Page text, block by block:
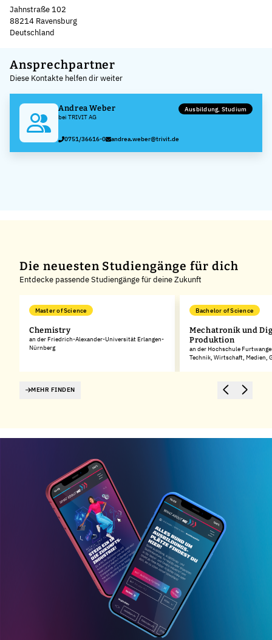
Jahnstraße 102
88214 Ravensburg
Deutschland
+
−
Ansprechpartner
Diese Kontakte helfen dir weiter
Andrea Weber
bei TRIVIT AG
Ausbildung, Studium
0751/36616-0 andrea.weber@trivit.de
Die neuesten Studiengänge für dich
Entdecke passende Studiengänge für deine Zukunft
Master of Science
Chemistry
an der Friedrich-Alexander-Universität Erlangen-
Nürnberg
Bachelor of Science
Mechatronik und
Produktion
an der Hochschule
Technik, Wirtschaft, Medien,
MEHR FINDEN